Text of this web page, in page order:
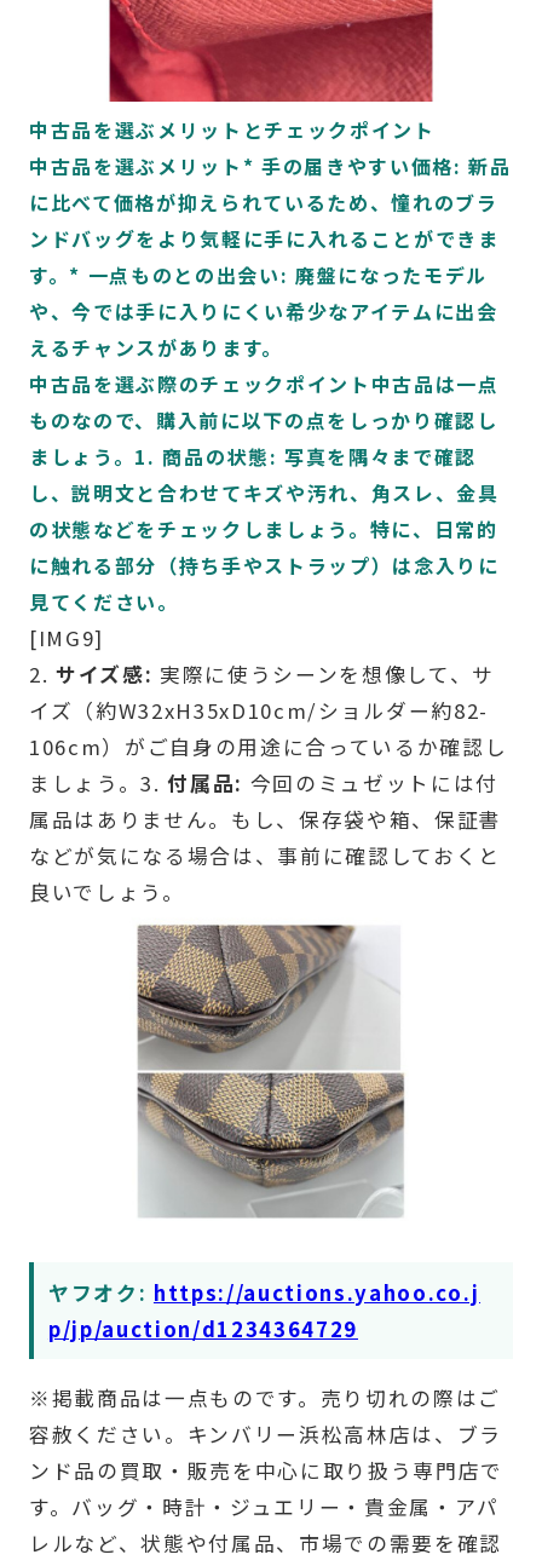
中古品を選ぶメリットとチェックポイント
中古品を選ぶメリット* 手の届きやすい価格: 新品
に比べて価格が抑えられているため、憧れのブラ
ンドバッグをより気軽に手に入れることができま
す。* 一点ものとの出会い: 廃盤になったモデル
や、今では手に入りにくい希少なアイテムに出会
えるチャンスがあります。
中古品を選ぶ際のチェックポイント中古品は一点
ものなので、購入前に以下の点をしっかり確認し
ましょう。1. 商品の状態: 写真を隅々まで確認
し、説明文と合わせてキズや汚れ、角スレ、金具
の状態などをチェックしましょう。特に、日常的
に触れる部分（持ち手やストラップ）は念入りに
見てください。
[IMG9]
2. サイズ感: 実際に使うシーンを想像して、サ
イズ（約W32xH35xD10cm/ショルダー約82-
106cm）がご自身の用途に合っているか確認し
ましょう。3.付属品: 今回のミュゼットには付
属品はありません。もし、保存袋や箱、保証書
などが気になる場合は、事前に確認しておくと
良いでしょう。
ヤフオク: https://auctions.yahoo.co.j
p/jp/auction/d1234364729
※掲載商品は一点ものです。売り切れの際はご
容赦ください。キンバリー浜松高林店は、ブラ
ンド品の買取・販売を中心に取り扱う専門店で
す。バッグ・時計・ジュエリー・貴金属・アパ
レルなど、状態や付属品、市場での需要を確認